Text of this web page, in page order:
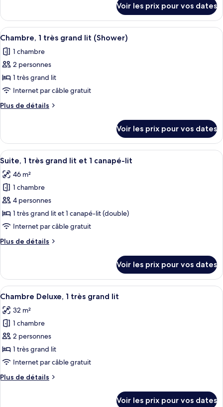
Chambre
(Parlor)
le
type
de
Chambre
(Parlor)
Voir les prix pour vos dates
Afficher
toutes
les
photos
pour
ce
type
de
Chambre,
très
grand
lit
(Shower)
Une chambre d’hôtel avec un lit, un
4
Chambre, 1 très grand lit (Shower)
1 chambre
2 personnes
1 très grand lit
Internet par câble gratuit
Plus de détails
Plus
le
type
de
Chambre,
grand
lit
(Shower)
Voir les prix pour vos dates
Afficher
toutes
les
photos
pour
ce
type
chambre :
très
grand
lit
et
canapé-
lit
Une chambre d’hôtel avec un
5
Suite, 1 très grand lit et 1 canapé-lit
46 m²
1 chambre
4 personnes
1 très grand lit et 1 canapé-lit (double)
Internet par câble gratuit
Plus de détails
Plus
le
type
de
Suite,
grand
lit
et
canapé-
Voir les prix pour vos dates
Afficher
toutes
les
photos
pour
ce
type
chambre :
Une chambre d’hôtel avec un grand
4
Chambre Deluxe, 1 très grand lit
32 m²
1 chambre
2 personnes
1 très grand lit
Internet par câble gratuit
Plus de détails
Plus
Voir les prix pour vos dates